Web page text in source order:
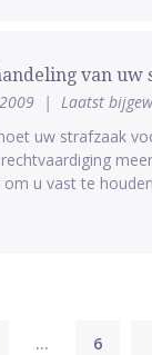
van
| Laatst
uw strafzaak
u vast te
… 6